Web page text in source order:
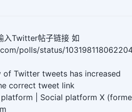
入Twitter帖子链接 如
polls/status/
of Twitter tweets has increased
correct tweet link
| Social platform X